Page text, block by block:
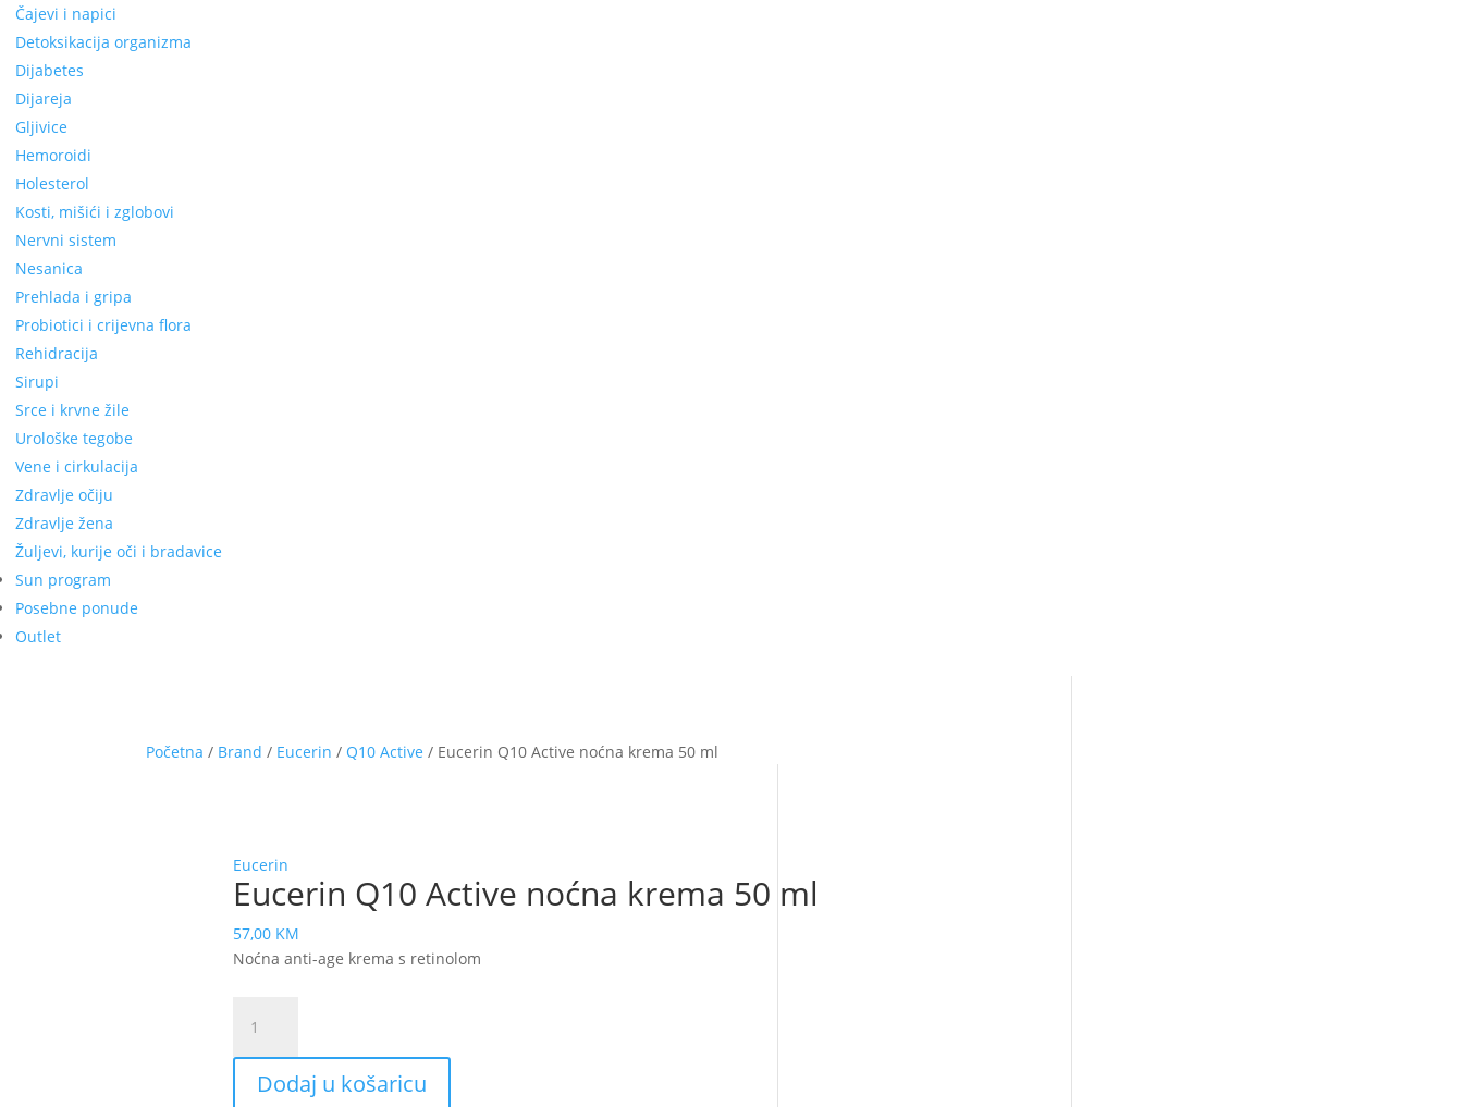
Čajevi i napici
Detoksikacija organizma
Dijabetes
Dijareja
Gljivice
Hemoroidi
Holesterol
Kosti, mišići i zglobovi
Nervni sistem
Nesanica
Prehlada i gripa
Probiotici i crijevna flora
Rehidracija
Sirupi
Srce i krvne žile
Urološke tegobe
Vene i cirkulacija
Zdravlje očiju
Zdravlje žena
Žuljevi, kurije oči i bradavice
Sun program
Posebne ponude
Outlet
Početna / Brand / Eucerin / Q10 Active / Eucerin Q10 Active noćna krema 50 ml
Eucerin
Eucerin Q10 Active noćna krema 50 ml
57,00 KM
Noćna anti-age krema s retinolom
Q10
Active
noćnaDodaj u košaricu